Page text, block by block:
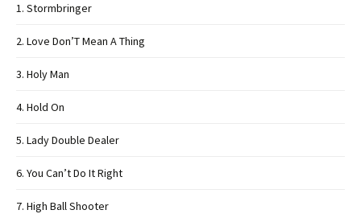
1. Stormbringer
2. Love Don’T Mean A Thing
3. Holy Man
4. Hold On
5. Lady Double Dealer
6. You Can’t Do It Right
7. High Ball Shooter